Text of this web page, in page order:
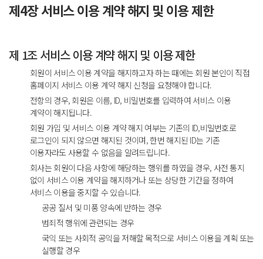
제4장 서비스 이용 계약 해지 및 이용 제한
제 1조 서비스 이용 계약 해지 및 이용 제한
회원이 서비스 이용 계약을 해지하고자 하는 때에는 회원 본인이 직접
홈페이지 서비스 이용 계약 해지 신청을 요청해야 합니다.
전항의 경우, 회원은 이름, ID, 비밀번호를 입력하여 서비스 이용
계약이 해지됩니다.
회원 가입 및 서비스 이용 계약 해지 여부는 기존의 ID,비밀번호로
로그인이 되지 않으면 해지된 것이며, 한번 해지된 ID는 기존
이용자라도 사용할 수 없음을 알려드립니다.
회사는 회원이 다음 사항에 해당하는 행위를 하였을 경우, 사전 통지
없이 서비스 이용 계약을 해지하거나 또는 상당한 기간을 정하여
서비스 이용을 중지할 수 있습니다.
공공 질서 및 미풍 양속에 반하는 경우
범죄적 행위에 관련되는 경우
국익 또는 사회적 공익을 저해할 목적으로 서비스 이용을 계획 또는
실행할 경우